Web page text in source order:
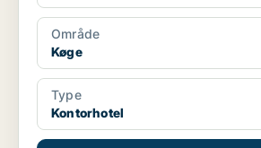
Område
Køge
Type
Kontorhotel